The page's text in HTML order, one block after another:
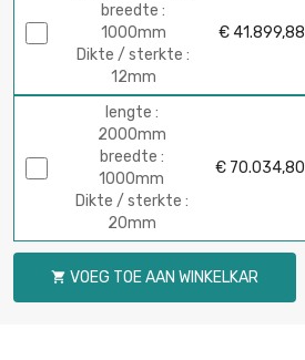
breedte :
1000mm
Dikte / sterkte :
12mm
€ 41.899,88
lengte :
2000mm
breedte :
1000mm
Dikte / sterkte :
20mm
€ 70.034,80
 VOEG TOE AAN WINKELKAR